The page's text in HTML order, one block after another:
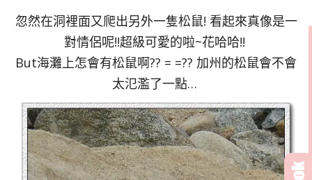
忽然在洞裡面又爬出另外一隻松鼠! 看起來真像是一
對情侶呢!!超級可愛的啦~花哈哈!!
But海灘上怎會有松鼠啊?? = =?? 加州的松鼠會不會
太氾濫了一點…